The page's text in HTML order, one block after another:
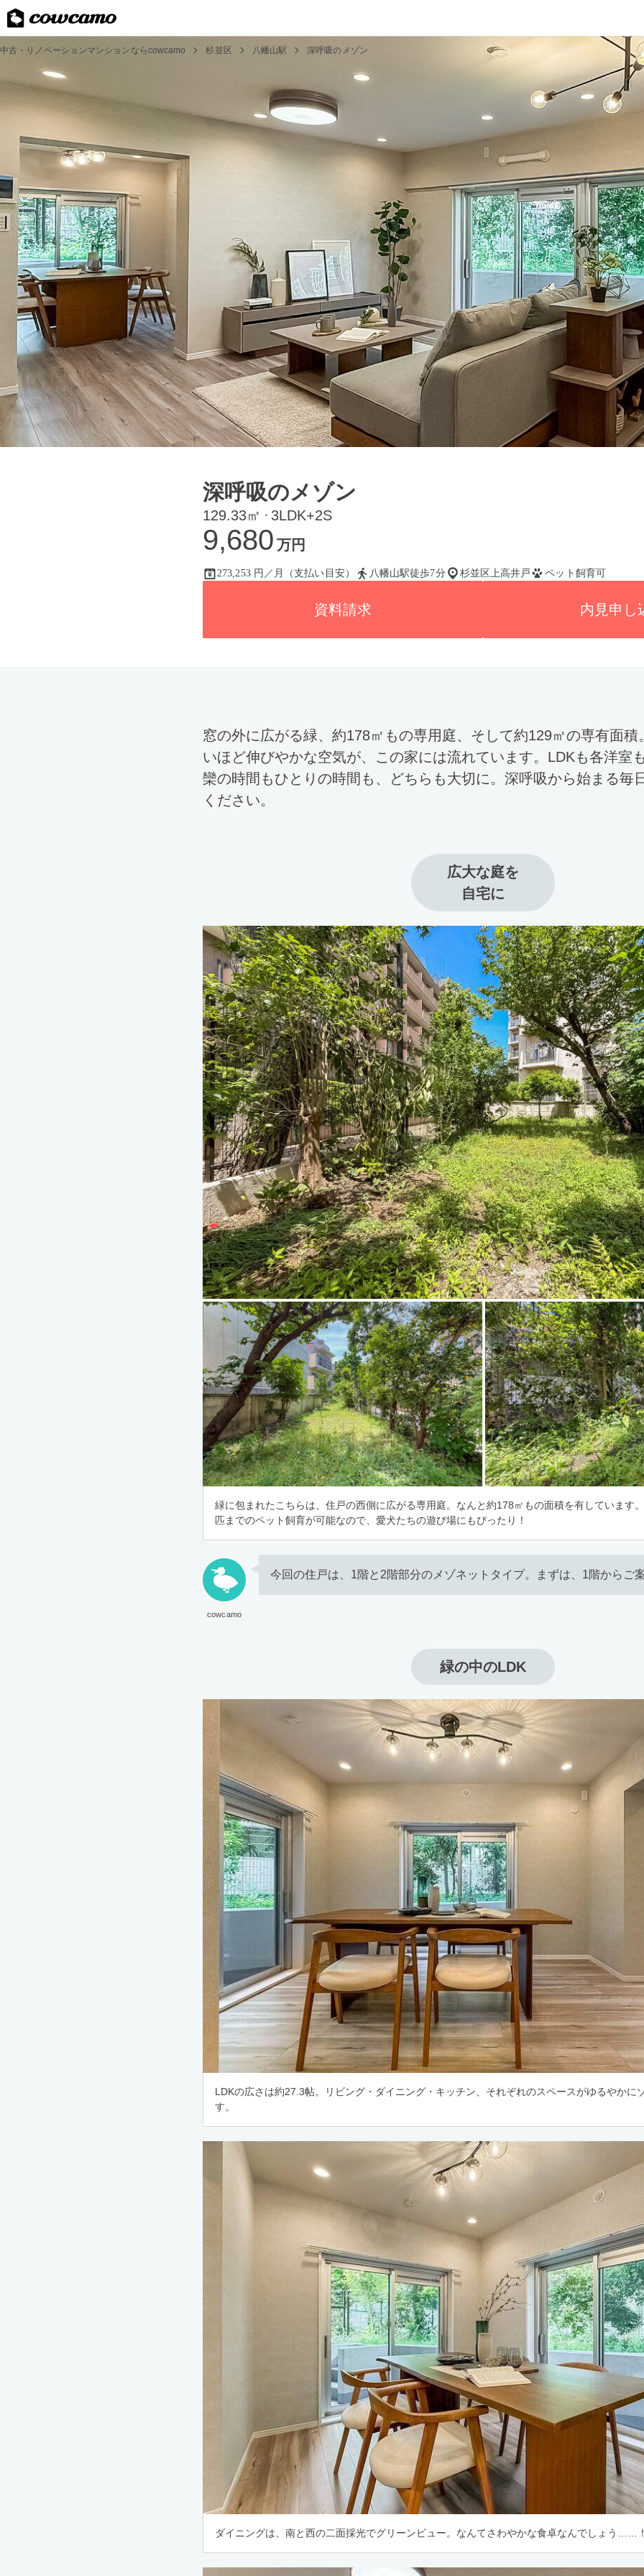
中古・リノベーションマンションならcowcamo 杉並区 八幡山駅 深呼吸のメゾン
深呼吸のメゾン
129.33㎡ ・ 3LDK+2S
9,680 万円
273,253 円／月（支払い目安） 八幡山駅徒歩7分 杉並区上高井戸 ペット飼育可
資料請求 内見申し
窓の外に広がる緑、約178㎡もの専用庭、そして約129㎡の専有面積
いほど伸びやかな空気が、この家には流れています。LDKも各洋室
欒の時間もひとりの時間も、どちらも大切に。深呼吸から始まる毎
ください。
広大な庭を
自宅に
緑に包まれたこちらは、住戸の西側に広がる専用庭。なんと約178㎡もの面積を有しています
匹までのペット飼育が可能なので、愛犬たちの遊び場にもぴったり！
cowcamo
今回の住戸は、1階と2階部分のメゾネットタイプ。まずは、1階からご
緑の中のLDK
LDKの広さは約27.3帖。リビング・ダイニング・キッチン、それぞれのスペースがゆるやかに
す。
ダイニングは、南と西の二面採光でグリーンビュー。なんてさわやかな食卓なんでしょう……